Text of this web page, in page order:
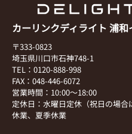
カーリンクディライト 浦
〒333-0823
埼玉県川口市石神748-1
TEL：0120-888-998
FAX：048-446-6072
営業時間：10:00～18:00
定休日：水曜日定休（祝日の場
休業、夏季休業